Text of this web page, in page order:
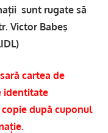
sunt rugate să
Victor Babeş
ă cartea de
identitate
copie după cuponul
ție.